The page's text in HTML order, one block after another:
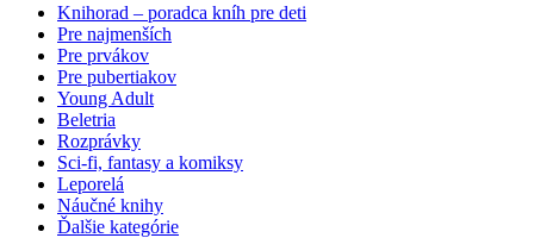
Knihorad – poradca kníh pre deti
Pre najmenších
Pre prvákov
Pre pubertiakov
Young Adult
Beletria
Rozprávky
Sci-fi, fantasy a komiksy
Leporelá
Náučné knihy
Ďalšie kategórie